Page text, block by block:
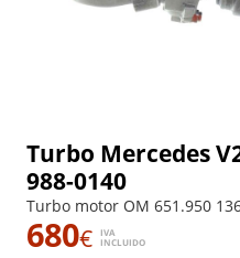
Turbo Mercedes
988-0140
Turbo motor OM 651.950
680€
IVA
INCLUIDO